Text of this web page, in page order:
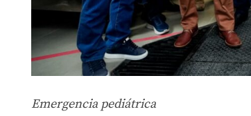
Emergencia pediátrica